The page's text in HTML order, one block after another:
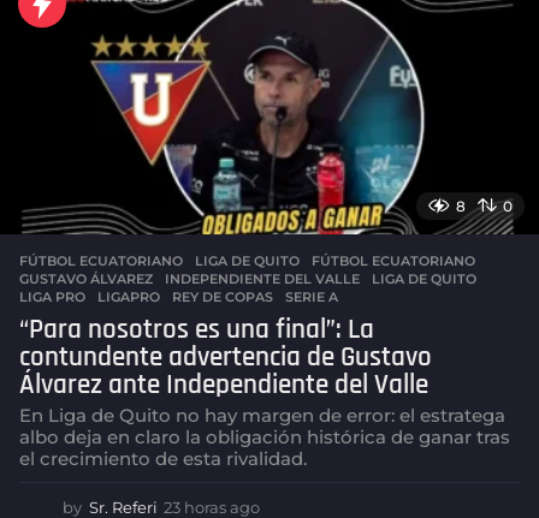
a
a
g
o
8 0
FÚTBOL ECUATORIANO ,LIGA DE QUITO FÚTBOL ECUATORIANO
GUSTAVO ÁLVAREZ
,INDEPENDIENTE DEL VALLE ,LIGA DE QUITO
LIGA PRO
,LIGAPRO ,REY DE COPAS ,SERIE A
“Para nosotros es una final”: La
contundente advertencia de Gustavo
Álvarez ante Independiente del Valle
En Liga de Quito no hay margen de error: el estratega
albo deja en claro la obligación histórica de ganar tras
el crecimiento de esta rivalidad.
by Sr. Referi 23 horas ago